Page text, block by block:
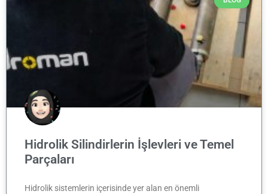
Hidrolik Silindirlerin İşlevleri ve Temel
Parçaları
Hidrolik sistemlerin içerisinde yer alan en önemli